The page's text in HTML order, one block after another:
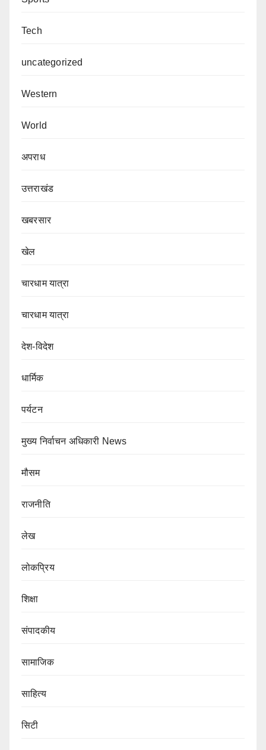
Tech
uncategorized
Western
World
अपराध
उत्तराखंड
खबरसार
खेल
चारधाम यात्रा
चारधाम यात्रा
देश-विदेश
धार्मिक
पर्यटन
मुख्य निर्वाचन अधिकारी News
मौसम
राजनीति
लेख
लोकप्रिय
शिक्षा
संपादकीय
सामाजिक
साहित्य
सिटी